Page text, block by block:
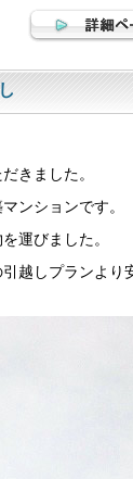
きました。
ンションです。
運びました。
越しプランより